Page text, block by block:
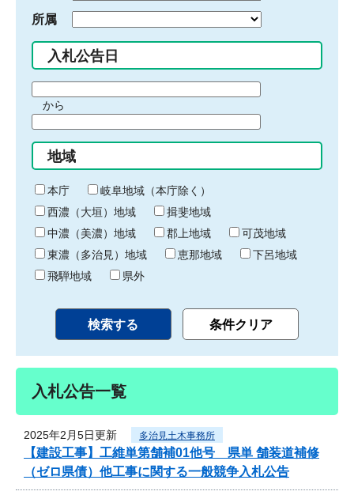
所属
入札公告日
間
始
り
から
間
終
わ
り
地域
本庁
岐阜地域（本庁除く）
西濃（大垣）地域
揖斐地域
中濃（美濃）地域
郡上地域
可茂地域
東濃（多治見）地域
恵那地域
下呂地域
飛騨地域
県外
入札公告一覧
2025年2月5日更新 多治見土木事務所
【建設工事】工維単第舗補01他号 県単 舗装道補修
（ゼロ県債）他工事に関する一般競争入札公告